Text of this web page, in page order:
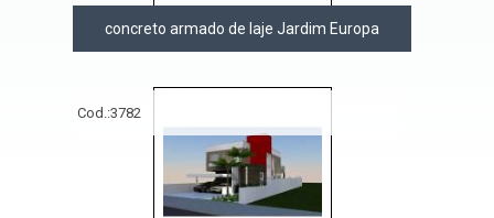
concreto armado de laje Jardim Europa
Cod.:3782